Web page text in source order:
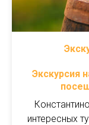
Экскурсия
интересных